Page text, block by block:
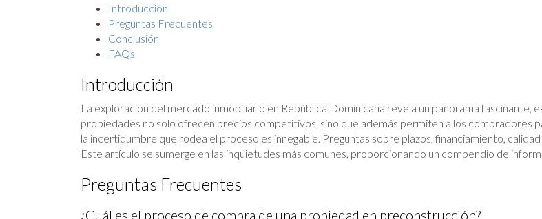
Introducción
Preguntas Frecuentes
Conclusión
FAQs
Introducción
La exploración del mercado inmobiliario en República Dominicana revela un panorama
propiedades no solo ofrecen precios competitivos, sino que además permiten a los compradores
la incertidumbre que rodea el proceso es innegable. Preguntas sobre plazos, financiamiento,
Este artículo se sumerge en las inquietudes más comunes, proporcionando un compendio de
Preguntas Frecuentes
¿Cuál es el proceso de compra de una propiedad en preconstrucción?